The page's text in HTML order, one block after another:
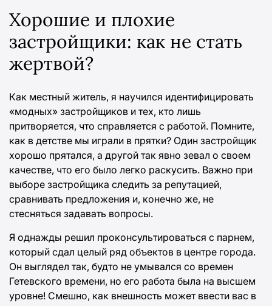
Хорошие и плохие
застройщики: как не стать
жертвой?
Как местный житель, я научился идентифицировать
«модных» застройщиков и тех, кто лишь
притворяется, что справляется с работой. Помните,
как в детстве мы играли в прятки? Один застройщик
хорошо прятался, а другой так явно зевал о своем
качестве, что его было легко раскусить. Важно при
выборе застройщика следить за репутацией,
сравнивать предложения и, конечно же, не
стесняться задавать вопросы.
Я однажды решил проконсультироваться с парнем,
который сдал целый ряд объектов в центре города.
Он выглядел так, будто не умывался со времен
Гетевского времени, но его работа была на высшем
уровне! Смешно, как внешность может ввести вас в